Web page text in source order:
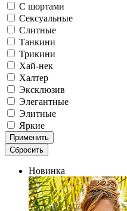
С шортами
Сексуальные
Слитные
Танкини
Трикини
Хай-нек
Халтер
Эксклюзив
Элегантные
Элитные
Яркие
Новинка